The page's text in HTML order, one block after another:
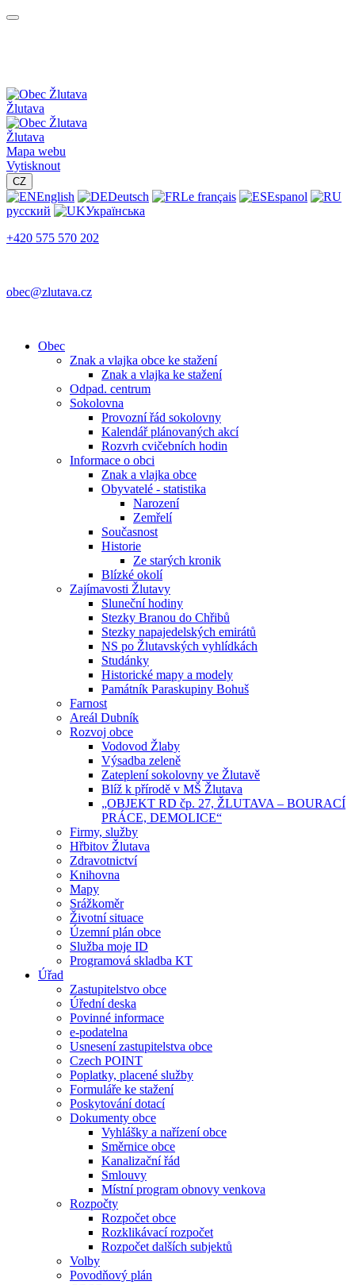
Žlutava
Žlutava
Mapa webu
Vytisknout
CZ
English Deutsch Le français
Espanol
русский
Українська
+420 575 570 202
obec@zlutava.cz
Obec
Znak a vlajka obce ke stažení
Znak a vlajka ke stažení
Odpad. centrum
Sokolovna
Provozní řád sokolovny
Kalendář plánovaných akcí
Rozvrh cvičebních hodin
Informace o obci
Znak a vlajka obce
Obyvatelé - statistika
Narození
Zemřelí
Současnost
Historie
Ze starých kronik
Blízké okolí
Zajímavosti Žlutavy
Sluneční hodiny
Stezky Branou do Chřibů
Stezky napajedelských emirátů
NS po Žlutavských vyhlídkách
Studánky
Historické mapy a modely
Památník Paraskupiny Bohuš
Farnost
Areál Dubník
Rozvoj obce
Vodovod Žlaby
Výsadba zeleně
Zateplení sokolovny ve Žlutavě
Blíž k přírodě v MŠ Žlutava
„OBJEKT RD čp. 27, ŽLUTAVA – BOURACÍ
PRÁCE, DEMOLICE“
Firmy, služby
Hřbitov Žlutava
Zdravotnictví
Knihovna
Mapy
Srážkoměr
Životní situace
Územní plán obce
Služba moje ID
Programová skladba KT
Úřad
Zastupitelstvo obce
Úřední deska
Povinné informace
e-podatelna
Usnesení zastupitelstva obce
Czech POINT
Poplatky, placené služby
Formuláře ke stažení
Poskytování dotací
Dokumenty obce
Vyhlášky a nařízení obce
Směrnice obce
Kanalizační řád
Smlouvy
Místní program obnovy venkova
Rozpočty
Rozpočet obce
Rozklikávací rozpočet
Rozpočet dalších subjektů
Volby
Povodňový plán